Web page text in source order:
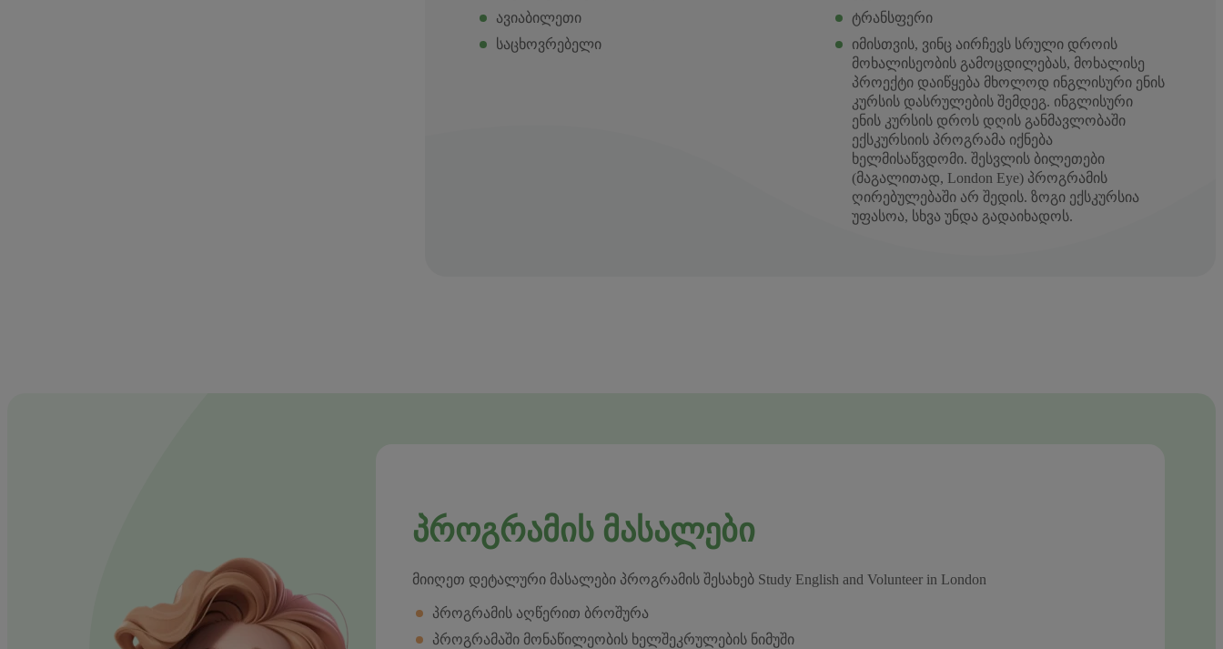
ავიაბილეთი
საცხოვრებელი
ტრანსფერი
იმისთვის, ვინც აირჩევს სრული დროის
მოხალისეობის გამოცდილებას, მოხალისე
პროექტი დაიწყება მხოლოდ ინგლისური ენის
კურსის დასრულების შემდეგ. ინგლისური
ენის კურსის დროს დღის განმავლობაში
ექსკურსიის პროგრამა იქნება
ხელმისაწვდომი. შესვლის ბილეთები
(მაგალითად, London Eye) პროგრამის
ღირებულებაში არ შედის. ზოგი ექსკურსია
უფასოა, სხვა უნდა გადაიხადოს.
ᲞᲠᲝᲒᲠᲐᲛᲘᲡ ᲛᲐᲡᲐᲚᲔᲑᲘ
მიიღეთ დეტალური მასალები პროგრამის შესახებ Study English and Volunteer in London
პროგრამის აღწერით ბროშურა
პროგრამაში მონაწილეობის ხელშეკრულების ნიმუში